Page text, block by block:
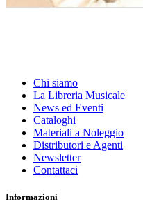
Chi siamo
La Libreria Musicale
News ed Eventi
Cataloghi
Materiali a Noleggio
Distributori e Agenti
Newsletter
Contattaci
Informazioni